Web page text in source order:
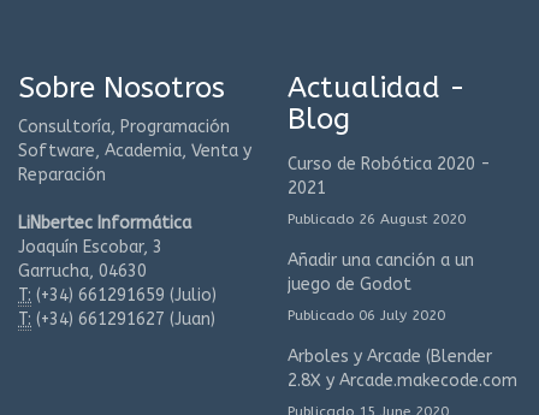
Sobre Nosotros
Consultoría, Programación
Software, Academia, Venta y
Reparación
LiNbertec Informática
Joaquín Escobar, 3
Garrucha, 04630
T: (+34) 661291659 (Julio)
T: (+34) 661291627 (Juan)
Actualidad -
Blog
Curso de Robótica 2020 -
2021
Publicado 26 August 2020
Añadir una canción a un
juego de Godot
Publicado 06 July 2020
Arboles y Arcade (Blender
2.8X y Arcade.makecode.com
Publicado 15 June 2020